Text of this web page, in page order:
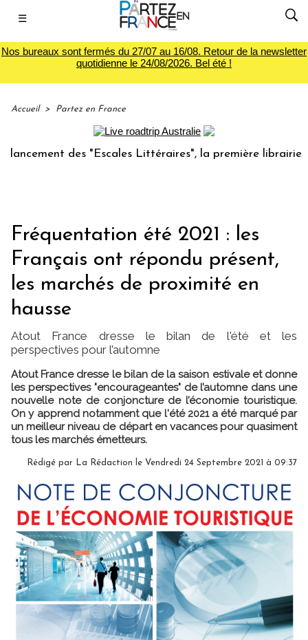
☰
Nos bureaux sont fermés du 27/07 au 16/08. Retour de la newsletter
quotidienne le 24/08/2026. Bel été !
Accueil > Partez en France
des "Escales Littéraires", la première librairie du
Fréquentation été 2021 : les
Français ont répondu présent,
les marchés de proximité en
hausse
Atout France dresse le bilan de l'été et les
perspectives pour l’automne
Atout France dresse le bilan de la saison estivale et donne
les perspectives "encourageantes" de l’automne dans une
nouvelle note de conjoncture de l’économie touristique.
On y apprend notamment que l'été 2021 a été marqué par
un meilleur niveau de départ en vacances pour quasiment
tous les marchés émetteurs.
Rédigé par La Rédaction le Vendredi 24 Septembre 2021 à 09:37